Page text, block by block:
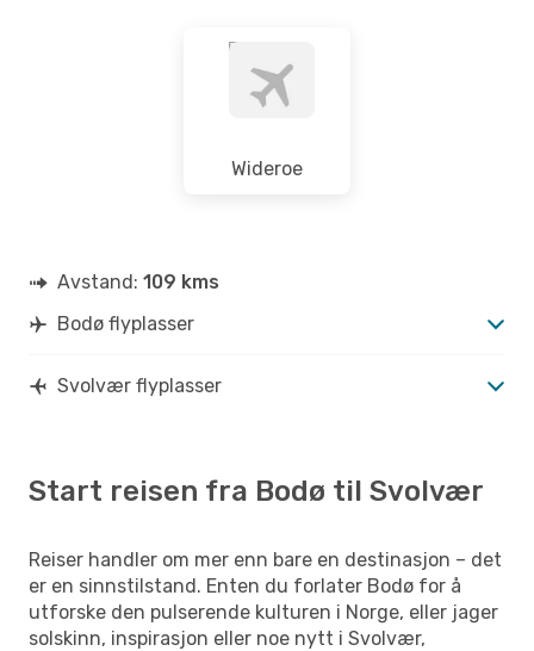
Wideroe
Avstand: 109 kms
Bodø flyplasser
Svolvær flyplasser
Start reisen fra Bodø til Svolvær
Reiser handler om mer enn bare en destinasjon – det
er en sinnstilstand. Enten du forlater Bodø for å
utforske den pulserende kulturen i Norge, eller jager
solskinn, inspirasjon eller noe nytt i Svolvær,